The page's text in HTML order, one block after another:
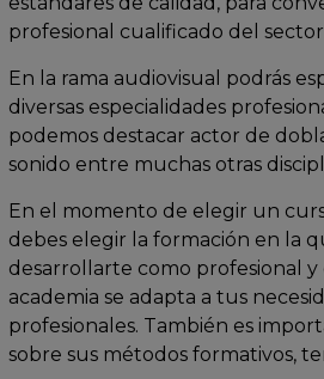
profesional cualificado del
En la rama audiovisual podrás
diversas especialidades
podemos destacar actor de
sonido entre muchas otras
En el momento de elegir un
debes elegir la formación en la
desarrollarte como profesional
academia se adapta a tus
profesionales. También es
sobre sus métodos formativos,